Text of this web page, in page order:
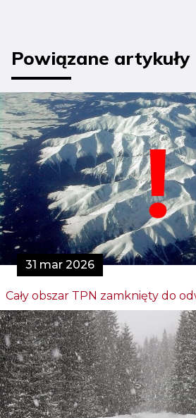
Powiązane artykuły
31 mar 2026
Cały obszar TPN zamknięty do